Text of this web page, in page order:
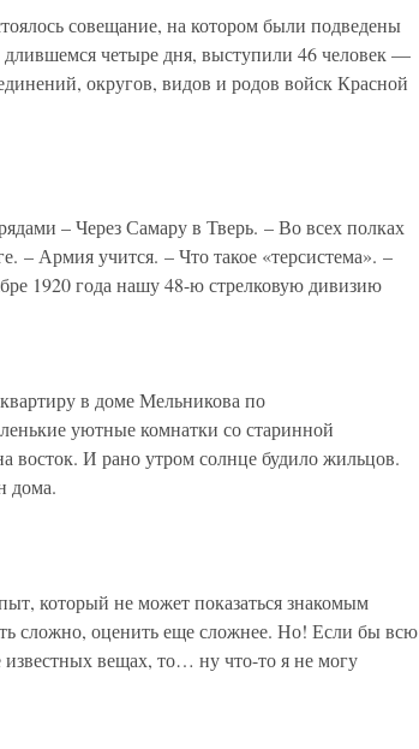
совещание, на котором были подведены
четыре дня, выступили 46 человек —
округов, видов и родов войск Красной
– Через Самару в Тверь. – Во всех полках
– Армия учится. – Что такое «терсистема». –
1920 года нашу 48-ю стрелковую дивизию
в доме Мельникова по
уютные комнатки со старинной
восток. И рано утром солнце будило жильцов.
дома.
который не может показаться знакомым
сложно, оценить еще сложнее. Но! Если бы всю
вещах, то… ну что-то я не могу